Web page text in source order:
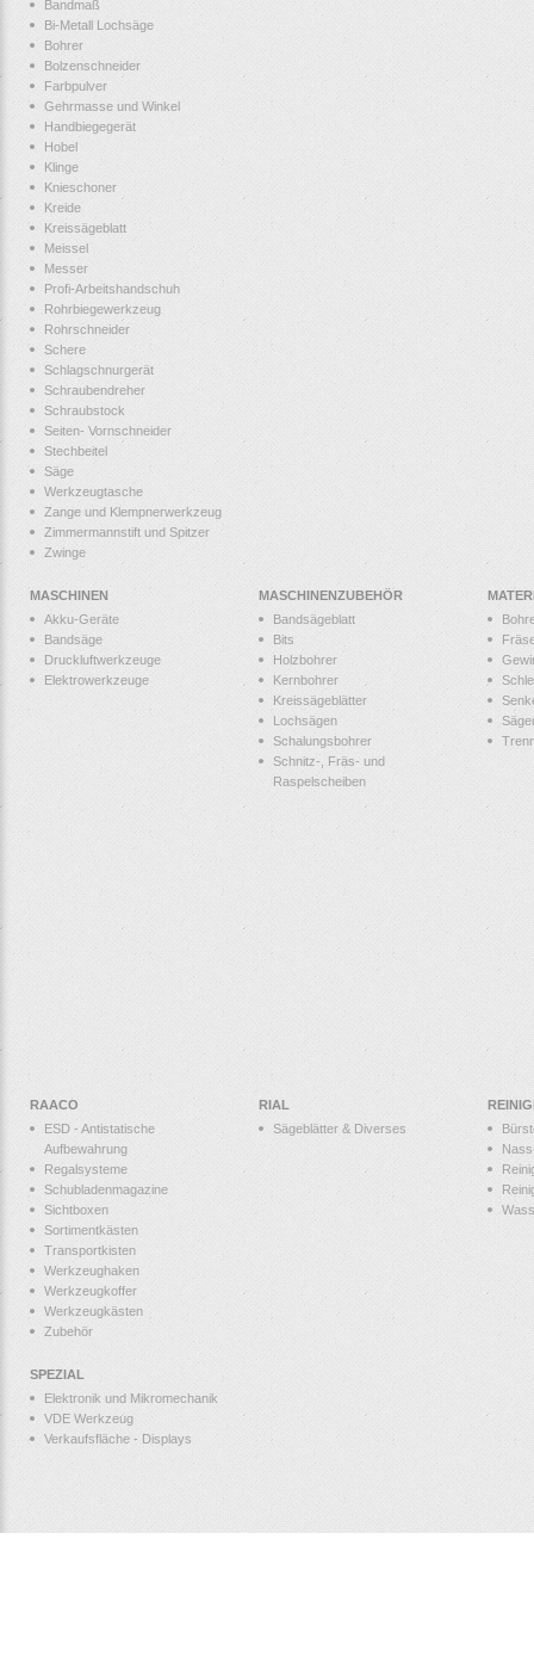
Bandmaß
Bi-Metall Lochsäge
Bohrer
Bolzenschneider
Farbpulver
Gehrmasse und Winkel
Handbiegegerät
Hobel
Klinge
Knieschoner
Kreide
Kreissägeblatt
Meissel
Messer
Profi-Arbeitshandschuh
Rohrbiegewerkzeug
Rohrschneider
Schere
Schlagschnurgerät
Schraubendreher
Schraubstock
Seiten- Vornschneider
Stechbeitel
Säge
Werkzeugtasche
Zange und Klempnerwerkzeug
Zimmermannstift und Spitzer
Zwinge
MASCHINEN
Akku-Geräte
Bandsäge
Druckluftwerkzeuge
Elektrowerkzeuge
MASCHINENZUBEHÖR
Bandsägeblatt
Bits
Holzbohrer
Kernbohrer
Kreissägeblätter
Lochsägen
Schalungsbohrer
Schnitz-, Fräs- und
Raspelscheiben
RAACO
ESD - Antistatische
Aufbewahrung
Regalsysteme
Schubladenmagazine
Sichtboxen
Sortimentkästen
Transportkisten
Werkzeughaken
Werkzeugkoffer
Werkzeugkästen
Zubehör
RIAL
Sägeblätter & Diverses
SPEZIAL
Elektronik und Mikromechanik
VDE Werkzeug
Verkaufsfläche - Displays